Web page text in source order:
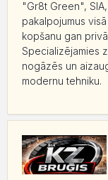
"Gr8t Green",
pakalpojumus
kopšanu gan
Specializējamies
nogāzēs un
modernu tehniku.